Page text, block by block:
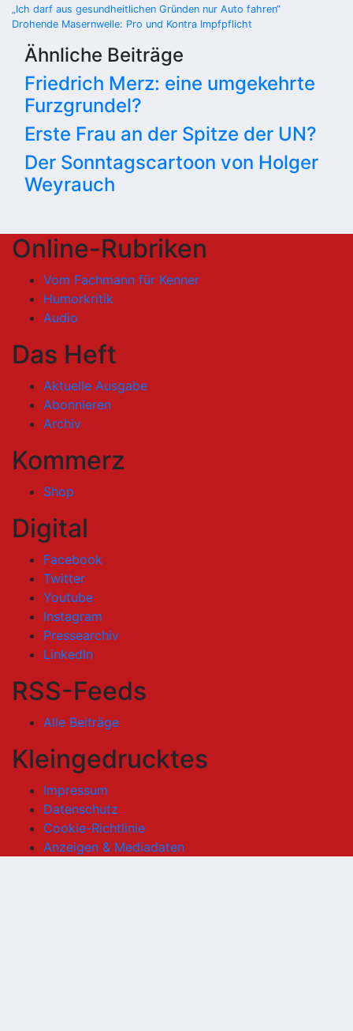
Beitragsnavigation
„Ich darf aus gesundheitlichen Gründen nur Auto fahren“
Drohende Masernwelle: Pro und Kontra Impfpflicht
Ähnliche Beiträge
Friedrich Merz: eine umgekehrte
Furzgrundel?
Erste Frau an der Spitze der UN?
Der Sonntagscartoon von Holger
Weyrauch
Online-Rubriken
Vom Fachmann für Kenner
Humorkritik
Audio
Das Heft
Aktuelle Ausgabe
Abonnieren
Archiv
Kommerz
Shop
Digital
Facebook
Twitter
Youtube
Instagram
Pressearchiv
LinkedIn
RSS-Feeds
Alle Beiträge
Kleingedrucktes
Impressum
Datenschutz
Cookie-Richtlinie
Anzeigen & Mediadaten